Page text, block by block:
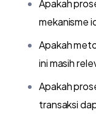
Apakah
mekanisme
Apakah
ini masih
Apakah
transaksi